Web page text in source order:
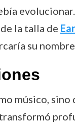
la talla de
su
músico,